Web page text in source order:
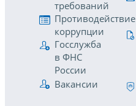
требований
Противодействие
коррупции
Госслужба
в ФНС
России
Вакансии